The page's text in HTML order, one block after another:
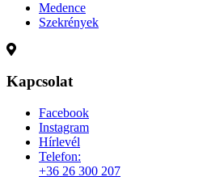
Medence
Szekrények
Kapcsolat
Facebook
Instagram
Hírlevél
Telefon:
+36 26 300 207